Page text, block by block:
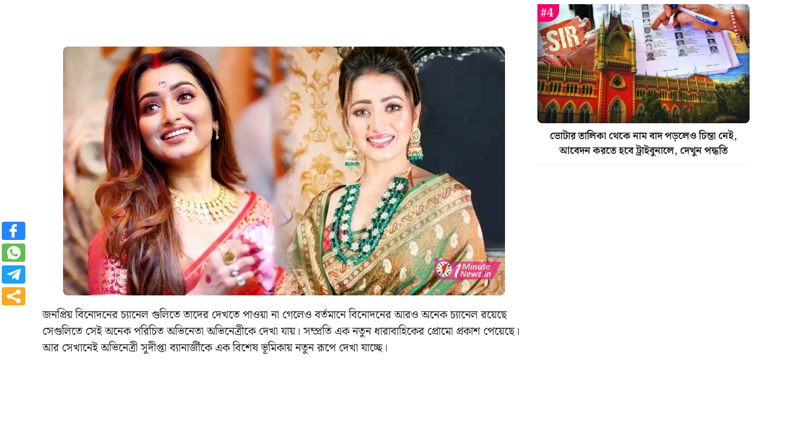
জনপ্রিয় বিনোদনের চ্যানেল গুলিতে তাদের দেখতে পাওয়া না গেলেও বর্তমানে বিনোদনের আরও অনেক চ্যানেল রয়েছে
সেগুলিতে সেই অনেক পরিচিত অভিনেতা অভিনেত্রীকে দেখা যায়। সম্প্রতি এক নতুন ধারাবাহিকের প্রোমো প্রকাশ পেয়েছে।
আর সেখানেই অভিনেত্রী সুদীপ্তা ব্যানার্জীকে এক বিশেষ ভূমিকায় নতুন রূপে দেখা যাচ্ছে।
ভোটার তালিকা থেকে নাম বাদ পড়লেও চিন্তা নেই,
আবেদন করতে হবে ট্রাইবুনালে, দেখুন পদ্ধতি